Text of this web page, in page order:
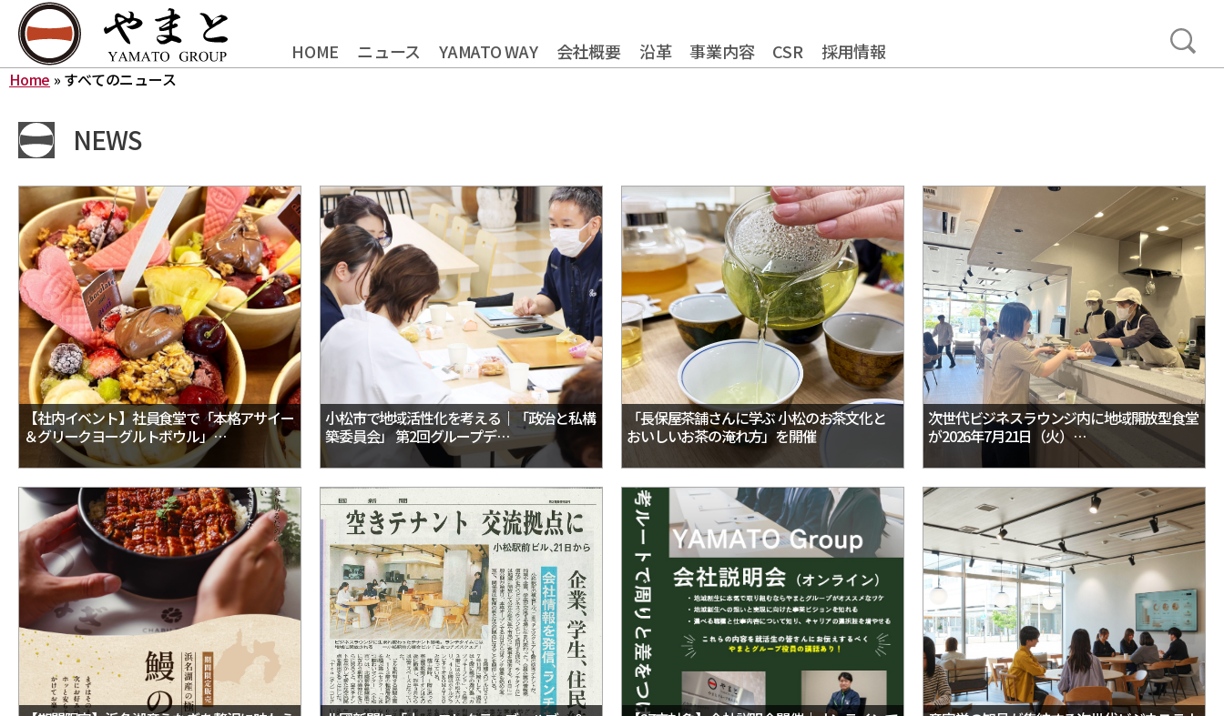
HOME ニュース YAMATO WAY 会社概要
おふくろの味総合研究所
食品製造品質研究所
株式会社カーチョイス
株式会社COMMON
株式会社UNITY
一般社団法人シニアミール協会
株式会社HAND
株式会社ライクイット
株式会社ファミリア
株式会社NEXT
株式会社make better
株式会社ピース
株式会社YAMATO Asia
株式会社Anniversary
カーチョイス・レンタカーサービス株式会社
株式会社AKKO
株式会社プラスぽぽぽ
特定非営利活動法人ホームホスピスこまつ
一般社団法人日本うんこ文化学会
沿革 事業内容
食品の品質・衛生管理トータルサポート事業
ロジスティクス事業
レンタカーサービス事業
福祉就労支援事業
インシュアランス事業
資格認定事業
グローバル・ネットワーク事業
CSR 採用情報
Home » すべてのニュース
NEWS
【社内イベント】社員食堂で「本格アサイー
＆グリークヨーグルトボウル」…
小松市で地域活性化を考える｜「政治と私構
築委員会」 第2回グループデ…
「長保屋茶舗さんに学ぶ 小松のお茶文化と
おいしいお茶の淹れ方」を開催
次世代ビジネスラウンジ内に地域開放型食堂
が2026年7月21日（火）…